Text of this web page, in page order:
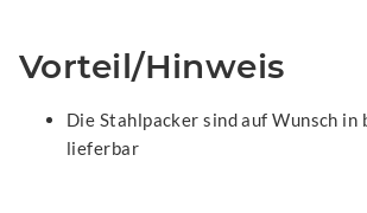
Vorteil/Hinweis
Die Stahlpacker sind auf Wunsch in
lieferbar